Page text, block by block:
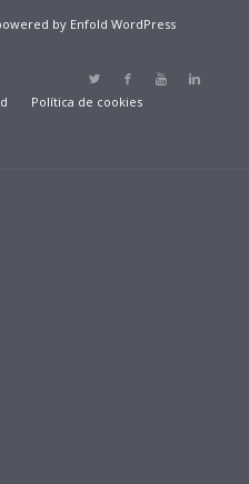
by Enfold WordPress
Política de cookies